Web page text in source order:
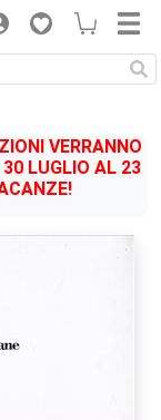
VERRANNO
LUGLIO AL 23